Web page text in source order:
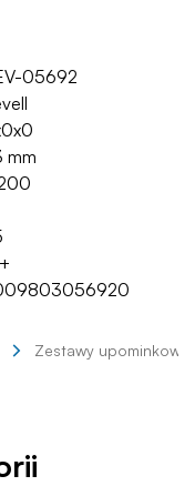
05692
mm
Zestawy upominkowe